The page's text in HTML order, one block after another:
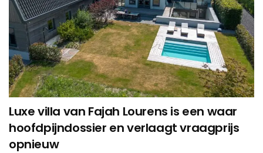
Luxe villa van Fajah Lourens is een waar
hoofdpijndossier en verlaagt vraagprijs
opnieuw